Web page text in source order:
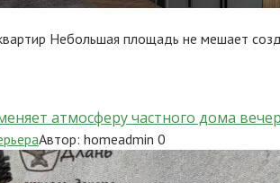
Небольшая площадь не мешает
атмосферу частного дома
Автор: homeadmin 0